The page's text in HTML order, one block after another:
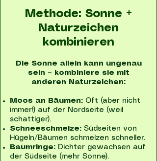
Methode: Sonne +
Naturzeichen
kombinieren
Die Sonne allein kann ungenau
sein – kombiniere sie mit
anderen Naturzeichen:
Moos an Bäumen: Oft (aber nicht
immer!) auf der Nordseite (weil
schattiger).
Schneeschmelze: Südseiten von
Hügeln/Bäumen schmelzen schneller.
Baumringe: Dichter gewachsen auf
der Südseite (mehr Sonne).